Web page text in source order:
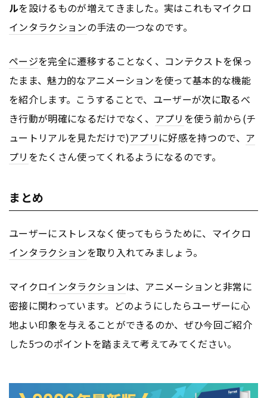
ルを設けるものが増えてきました。実はこれもマイクロ
インタラクションの手法の一つなのです。
ページを完全に遷移することなく、コンテクストを保っ
たまま、魅力的なアニメーションを使って基本的な機能
を紹介します。こうすることで、ユーザーが次に取るべ
き行動が明確になるだけでなく、 アプリ を使う前から(チ
ュートリアルを見ただけで)アプリ に好感を持つので、 ア
プリ をたくさん使ってくれるようになるのです。
まとめ
ユーザーにストレスなく使ってもらうために、マイクロ
インタラクションを取り入れてみましょう。
マイクロインタラクションは、アニメーションと非常に
密接に関わっています。どのようにしたらユーザーに心
地よい印象を与えることができるのか、ぜひ今回ご紹介
した5つのポイントを踏まえて考えてみてください。